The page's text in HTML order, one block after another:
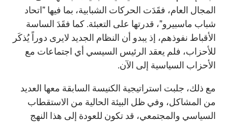
المجال العام، فقَدَت الحركات الشبابية، بما فيها "اتحاد
شباب ماسبيرو"، قدرتها على التعبئة. كما فقَدَ الساسة
الأقباط نفوذهم، إذ يبدو أن النظام الجديد لايرى دوراً يُذكَر
للأحزاب، فلم يعقد الرئيس السيسي أي اجتماعات مع
الأحزاب السياسية إلى الآن.
مع ذلك، جلبت استراتيجية الكنيسة السابقة معها العديد
من المشاكل، وفي ظل البيئة الحالية من الاستقطاب
السياسي والمجتمعي، قد تكون للعودة إلى هذا النهج